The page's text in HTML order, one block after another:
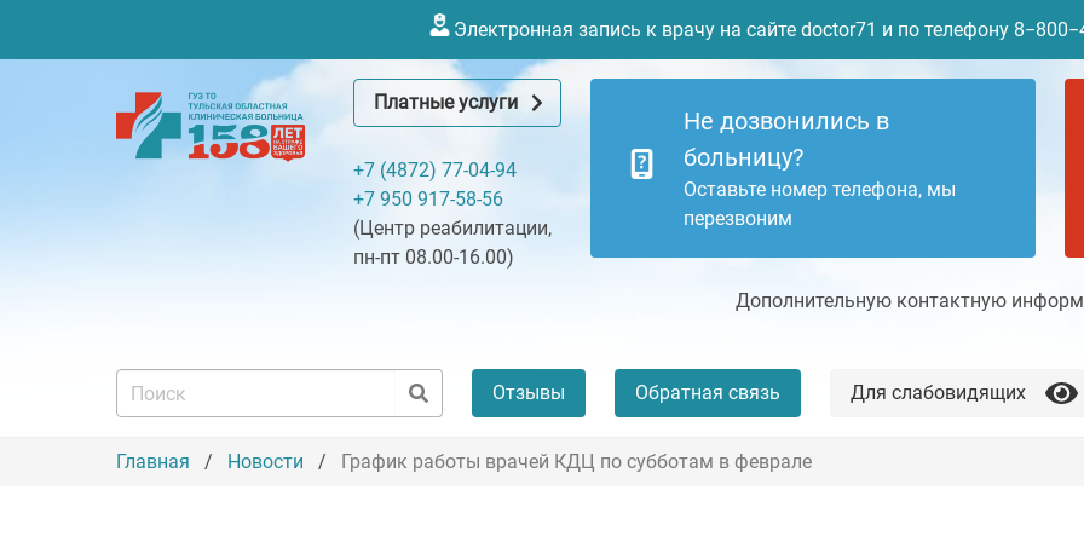
Электронная запись к врачу на сайте doctor71 и по телефону
Платные услуги
+7 (4872) 77-04-94
+7 950 917-58-56
(Центр реабилитации,
пн-пт 08.00-16.00)
Не дозвонились в
больницу?
Оставьте номер телефона, мы
перезвоним
Дополнительную контактную
Отзывы Обратная связь Для слабовидящих
Главная Новости График работы врачей КДЦ по субботам в феврале